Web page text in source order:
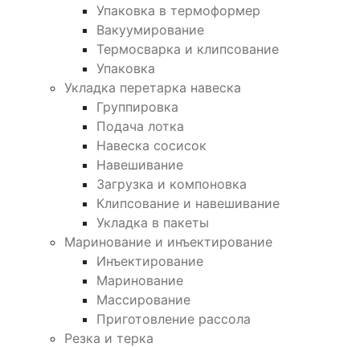
Упаковка в термоформер
Вакуумирование
Термосварка и клипсование
Упаковка
Укладка перетарка навеска
Группировка
Подача лотка
Навеска сосисок
Навешивание
Загрузка и компоновка
Клипсование и навешивание
Укладка в пакеты
Маринование и инъектирование
Инъектирование
Маринование
Массирование
Приготовление рассола
Резка и терка